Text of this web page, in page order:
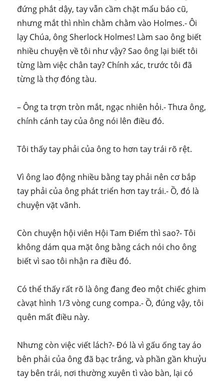
đứng phắt dậy, tay vẫn cầm chặt mẩu báo cũ,
nhưng mắt thì nhìn chằm chằm vào Holmes.- Ôi
lạy Chúa, ông Sherlock Holmes! Làm sao ông biết
nhiều chuyện về tôi như vậy? Sao ông lại biết tôi
từng làm việc chân tay? Chính xác, trước tôi đã
từng là thợ đóng tàu.
– Ông ta trợn tròn mắt, ngạc nhiên hỏi.- Thưa ông,
chính cánh tay của ông nói lên điều đó.
Tôi thấy tay phải của ông to hơn tay trái rõ rệt.
Vì ông lao động nhiều bằng tay phải nên cơ bắp
tay phải của ông phát triển hơn tay trái.- Ồ, đó là
chuyện vặt vãnh.
Còn chuyện hội viên Hội Tam Điểm thì sao?- Tôi
không dám qua mặt ông bằng cách nói cho ông
biết vì sao tôi nhận ra điều đó.
Có thể thấy rất rõ là ông đang đeo một chiếc ghim
càvạt hình 1/3 vòng cung compa.- Ồ, đúng vậy, tôi
quên mất điều này.
Nhưng còn việc viết lách?- Đó là vì gấu ống tay áo
bên phải của ông đã bạc trắng, và phần gần khuỷu
tay bên trái, nơi thường xuyên tì vào bàn, lại có